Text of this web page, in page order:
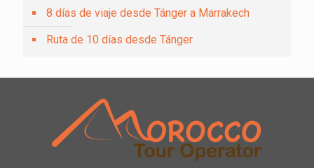
8 días de viaje desde Tánger a Marrakech
Ruta de 10 días desde Tánger